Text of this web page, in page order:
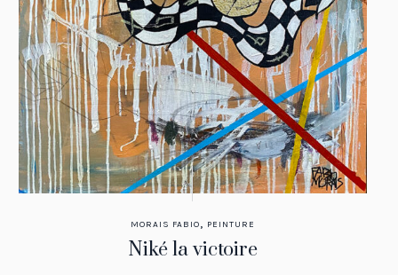
MORAIS FABIO, PEINTURE
Niké la victoire